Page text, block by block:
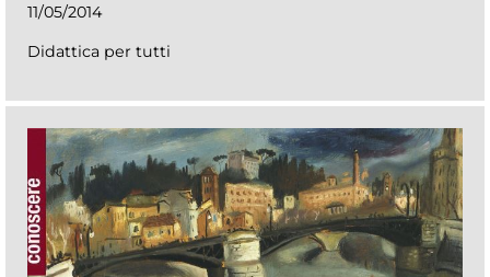
11/05/2014
Didattica per tutti